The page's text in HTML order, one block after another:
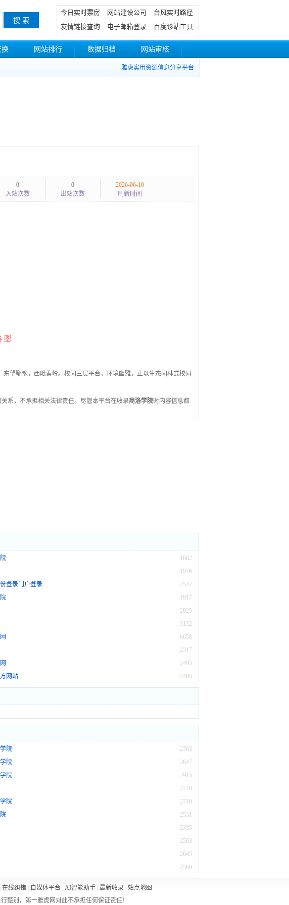
今日实时票房 网站建设公司
台风实时路径
友情链接查询
电子邮箱登录 百度诊站工具
换 网站排行 数据归档 网站审核
雅虎实用资源信息分享平台
0
入站次数
0
出站次数
2026-06-10
刷新时间
望鄂豫，西毗秦岭。校园三层平台，环境幽雅，正以生态园林式校园
关系，不承担相关法律责任。尽管本平台在收录商洛学院时内容信息都
1682
1976
2542
登录门户登录
1917
2025
3132
6058
2317
2495
2405
网站
2763
院
2647
院
2915
院
2770
2710
院
2531
2395
2503
2645
2569
在线纠错| 自媒体平台 AI智能助手| 最新收录| 站点地图
甄别，第一雅虎网对此不承担任何保证责任！